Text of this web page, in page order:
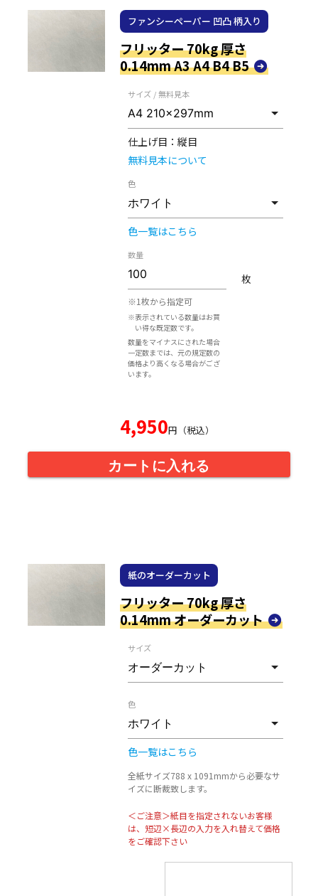
ファンシーペーパー 凹凸 柄入り
フリッター 70kg 厚さ
0.14mm A3 A4 B4 B5
サイズ / 無料見本
仕上げ目： 縦目
無料見本について
色
色一覧はこちら
数量
※1枚から指定可
※表示されている数量はお買
い得な既定数です。
数量をマイナスにされた場合
一定数までは、元の規定数の
価格より高くなる場合がござ
います。
枚
4,950円（税込）
カートに入れる
紙のオーダーカット
フリッター 70kg 厚さ
0.14mm オーダーカット
サイズ
色
色一覧はこちら
全紙サイズ788 x 1091mmから必要なサ
イズに断裁致します。
＜ご注意＞紙目を指定されないお客様
は、短辺×長辺の入力を入れ替えて価格
をご確認下さい